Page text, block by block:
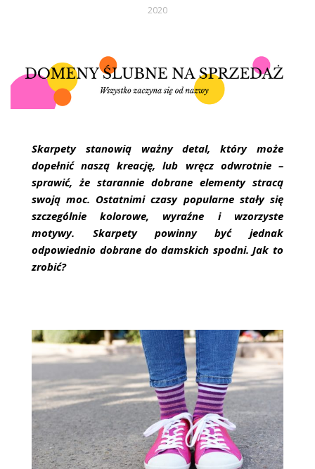
{HOT SEXY BEST}
BRI GROUP
ŚLUBNE STYLE
MAGAZYNY
ARCHIWUM
2020
Skarpety stanowią ważny detal, który może
dopełnić naszą kreację, lub wręcz odwrotnie –
sprawić, że starannie dobrane elementy stracą
swoją moc. Ostatnimi czasy popularne stały się
szczególnie kolorowe, wyraźne i wzorzyste
motywy. Skarpety powinny być jednak
odpowiednio dobrane do damskich spodni. Jak to
zrobić?